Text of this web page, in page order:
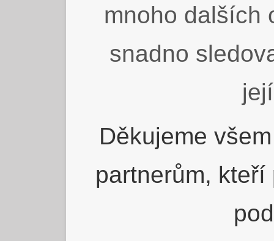
mnoho dalších
snadno
Děkujeme
partnerům,